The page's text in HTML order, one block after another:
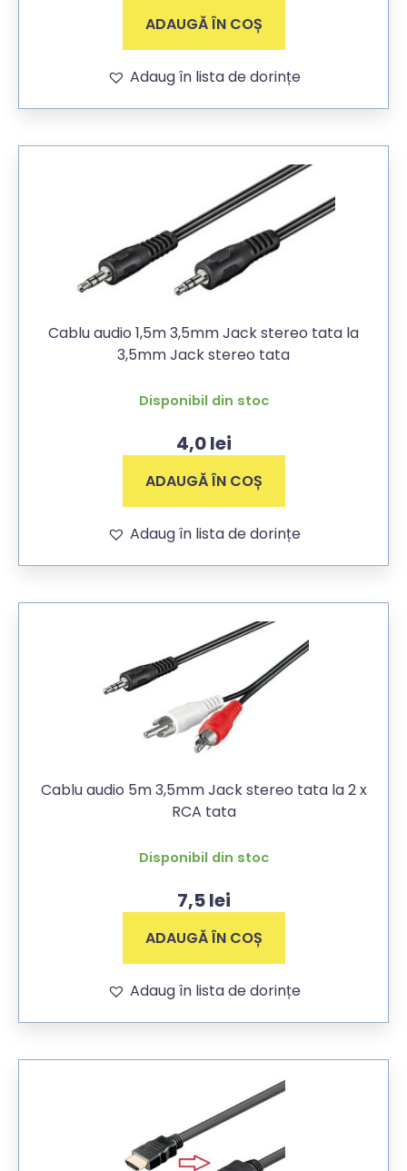
ADAUGĂ ÎN COȘ
Adaug în lista de dorințe
Cablu audio 1,5m 3,5mm Jack stereo tata la
3,5mm Jack stereo tata
Disponibil din stoc
4,0lei
ADAUGĂ ÎN COȘ
Adaug în lista de dorințe
Cablu audio 5m 3,5mm Jack stereo tata la 2 x
RCA tata
Disponibil din stoc
7,5lei
ADAUGĂ ÎN COȘ
Adaug în lista de dorințe